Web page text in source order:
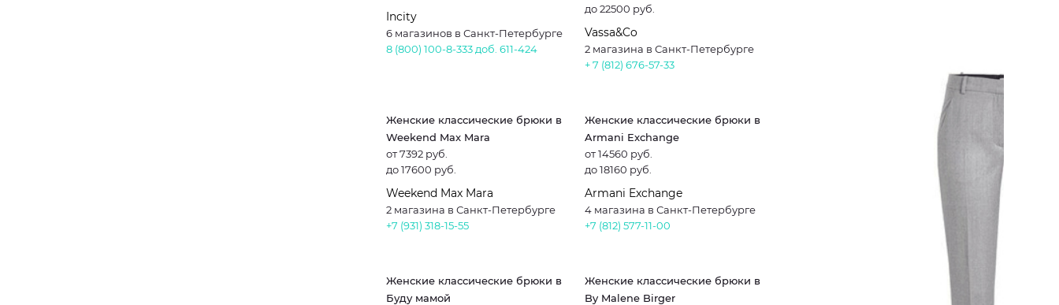
Incity
6 магазинов в Санкт-Петербурге
8 (800) 100-8-333 доб. 611-424
до 22500 руб.
Vassa&Co
2 магазина в Санкт-Петербурге
+ 7 (812) 676-57-33
Женские классические брюки в
Weekend Max Mara
от 7392 руб.
до 17600 руб.
Weekend Max Mara
2 магазина в Санкт-Петербурге
+7 (931) 318-15-55
Женские классические брюки в
Armani Exchange
от 14560 руб.
до 18160 руб.
Armani Exchange
4 магазина в Санкт-Петербурге
+7 (812) 577-11-00
Женские классические брюки в
Буду мамой
Женские классические брюки в
By Malene Birger